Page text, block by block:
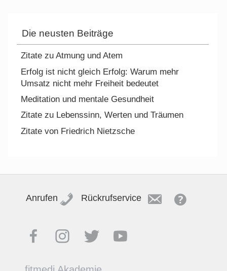
Die neusten Beiträge
Zitate zu Atmung und Atem
Erfolg ist nicht gleich Erfolg: Warum mehr
Umsatz nicht mehr Freiheit bedeutet
Meditation und mentale Gesundheit
Zitate zu Lebenssinn, Werten und Träumen
Zitate von Friedrich Nietzsche
Anrufen Rückrufservice